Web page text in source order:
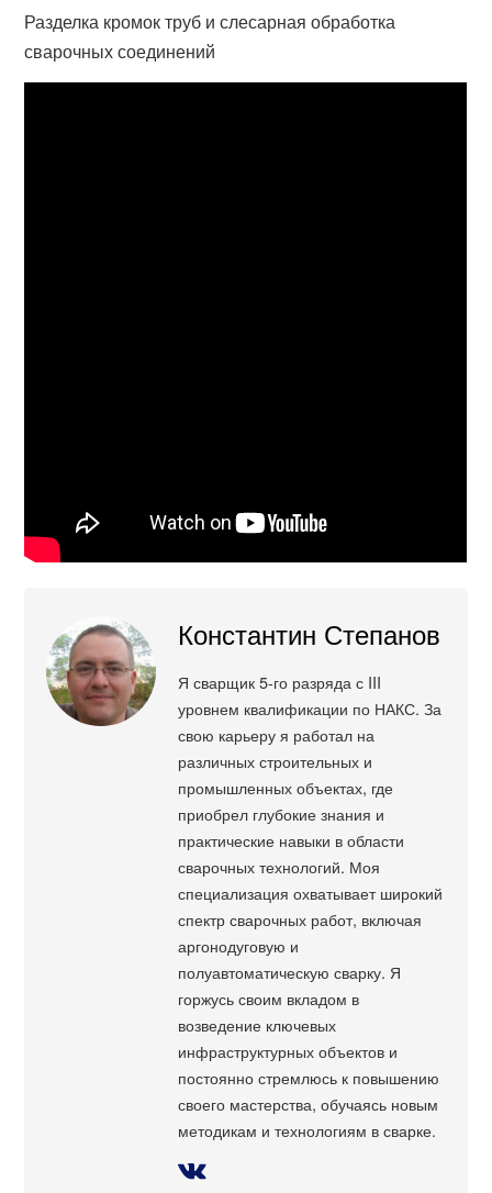
Разделка кромок труб и слесарная обработка
сварочных соединений
Константин Степанов
Я сварщик 5-го разряда с III
уровнем квалификации по НАКС. За
свою карьеру я работал на
различных строительных и
промышленных объектах, где
приобрел глубокие знания и
практические навыки в области
сварочных технологий. Моя
специализация охватывает широкий
спектр сварочных работ, включая
аргонодуговую и
полуавтоматическую сварку. Я
горжусь своим вкладом в
возведение ключевых
инфраструктурных объектов и
постоянно стремлюсь к повышению
своего мастерства, обучаясь новым
методикам и технологиям в сварке.